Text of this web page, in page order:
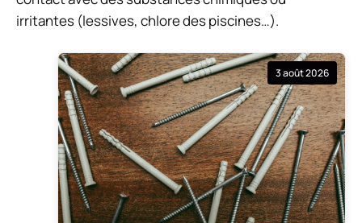
irritantes (lessives, chlore des piscines…).
3 août 2026